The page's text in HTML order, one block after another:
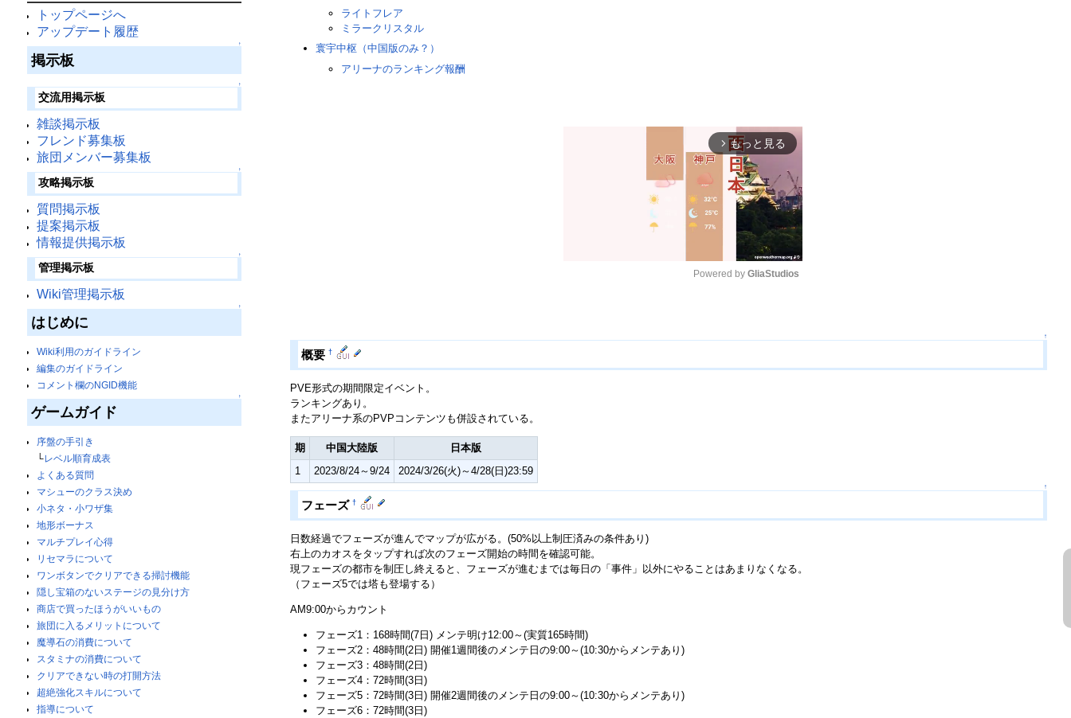
トップページへ
アップデート履歴
↑
掲示板
↑
交流用掲示板
雑談掲示板
フレンド募集板
旅団メンバー募集板
↑
攻略掲示板
質問掲示板
提案掲示板
情報提供掲示板
↑
管理掲示板
Wiki管理掲示板
↑
はじめに
Wiki利用のガイドライン
編集のガイドライン
コメント欄のNGID機能
↑
ゲームガイド
序盤の手引き
└レベル順育成表
よくある質問
マシューのクラス決め
小ネタ・小ワザ集
地形ボーナス
マルチプレイ心得
リセマラについて
ワンボタンでクリアできる掃討機能
隠し宝箱のないステージの見分け方
商店で買ったほうがいいもの
旅団に入るメリットについて
魔導石の消費について
スタミナの消費について
クリアできない時の打開方法
超絶強化スキルについて
指導について
ライトフレア
ミラークリスタル
寰宇中枢（中国版のみ？）
アリーナのランキング報酬
arrow_forward_ios もっと見る
Powered by GliaStudios
↑
概要†
PVE形式の期間限定イベント。
ランキングあり。
またアリーナ系のPVPコンテンツも併設されている。
期 中国大陸版
日本版
1
2023/8/24～9/24 2024/3/26(火)～4/28(日)23:59
↑
フェーズ†
日数経過でフェーズが進んでマップが広がる。(50%以上制圧済みの条件あり)
右上のカオスをタップすれば次のフェーズ開始の時間を確認可能。
現フェーズの都市を制圧し終えると、フェーズが進むまでは毎日の「事件」以外にやることはあまりなくなる。
（フェーズ5では塔も登場する）
AM9:00からカウント
フェーズ1：168時間(7日) メンテ明け12:00～(実質165時間)
フェーズ2：48時間(2日) 開催1週間後のメンテ日の9:00～(10:30からメンテあり)
フェーズ3：48時間(2日)
フェーズ4：72時間(3日)
フェーズ5：72時間(3日) 開催2週間後のメンテ日の9:00～(10:30からメンテあり)
フェーズ6：72時間(3日)